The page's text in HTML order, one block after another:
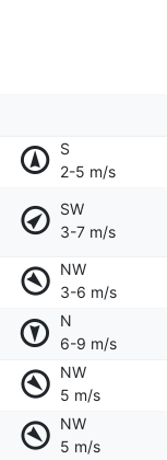
S
2-5 m/s
SW
3-7 m/s
NW
3-6 m/s
N
6-9 m/s
NW
5 m/s
NW
5 m/s